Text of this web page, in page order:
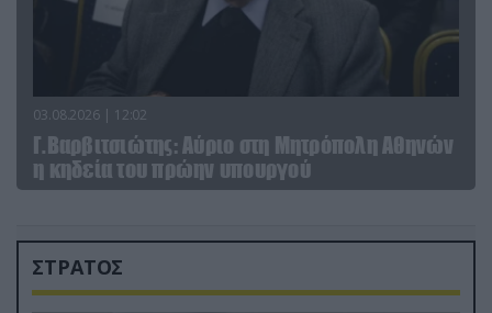
03.08.2026 | 12:02
Γ.Βαρβιτσιώτης: Aύριο στη Μητρόπολη Αθηνών
η κηδεία του πρώην υπουργού
ΣΤΡΑΤΟΣ